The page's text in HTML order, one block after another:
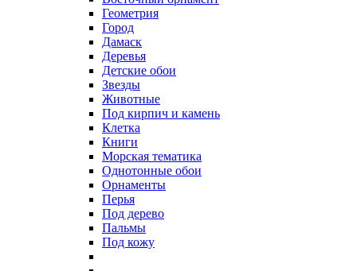
Геометрия
Город
Дамаск
Деревья
Детские обои
Звезды
Животные
Под кирпич и камень
Клетка
Книги
Морская тематика
Однотонные обои
Орнаменты
Перья
Под дерево
Пальмы
Под кожу